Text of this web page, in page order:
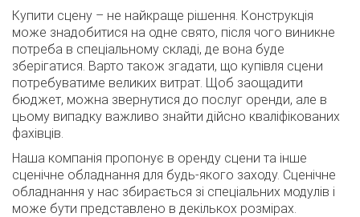
Купити сцену – не найкраще рішення. Конструкція
може знадобитися на одне свято, після чого виникне
потреба в спеціальному складі, де вона буде
зберігатися. Варто також згадати, що купівля сцени
потребуватиме великих витрат. Щоб заощадити
бюджет, можна звернутися до послуг оренди, але в
цьому випадку важливо знайти дійсно кваліфікованих
фахівців.
Наша компанія пропонує в оренду сцени та інше
сценічне обладнання для будь-якого заходу. Сценічне
обладнання у нас збирається зі спеціальних модулів і
може бути представлено в декількох розмірах.